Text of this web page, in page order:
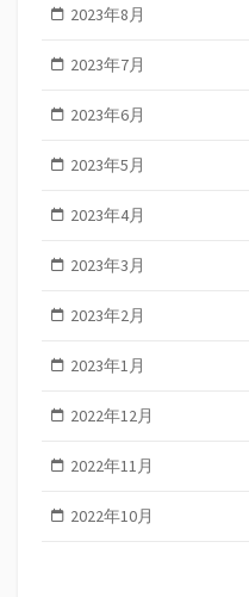
2023年8月
2023年7月
2023年6月
2023年5月
2023年4月
2023年3月
2023年2月
2023年1月
2022年12月
2022年11月
2022年10月